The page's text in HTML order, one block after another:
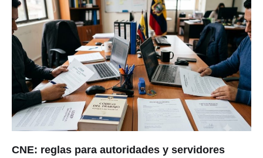
CNE: reglas para autoridades y servidores